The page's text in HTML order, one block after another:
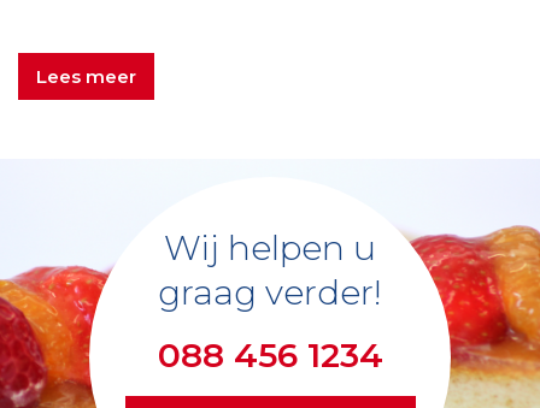
Lees meer
Wij helpen u
graag verder!
088 456 1234